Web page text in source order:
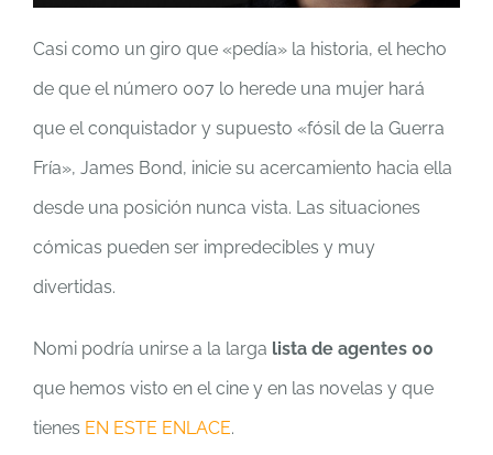
Casi como un giro que «pedía» la historia, el hecho
de que el número 007 lo herede una mujer hará
que el conquistador y supuesto «fósil de la Guerra
Fría», James Bond, inicie su acercamiento hacia ella
desde una posición nunca vista. Las situaciones
cómicas pueden ser impredecibles y muy
divertidas.
Nomi podría unirse a la larga lista de agentes 00
que hemos visto en el cine y en las novelas y que
tienes EN ESTE ENLACE.